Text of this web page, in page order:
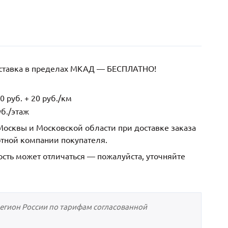
в пределах МКАД — БЕСПЛАТНО!
руб. + 20 руб./км
этаж
и Московской области при доставке заказа
компании покупателя.
может отличаться — пожалуйста, уточняйте
России по тарифам согласованной